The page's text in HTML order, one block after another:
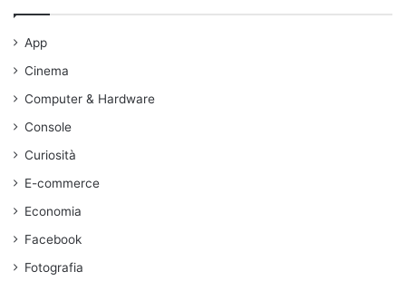
App
Cinema
Computer & Hardware
Console
Curiosità
E-commerce
Economia
Facebook
Fotografia